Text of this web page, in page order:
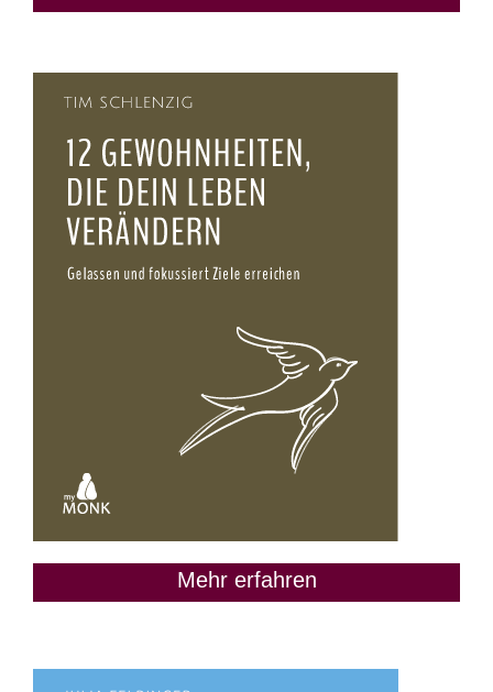
Mehr erfahren